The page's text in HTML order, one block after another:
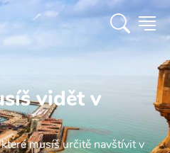
vidět v
musíš určitě navštívit v